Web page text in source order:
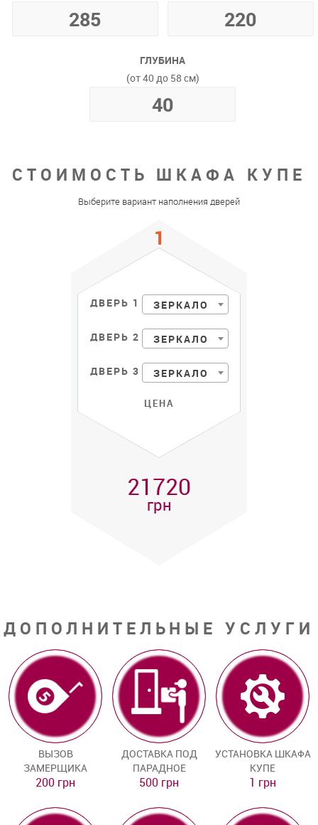
ГЛУБИНА
(от 40 до 58 см)
СТОИМОСТЬ ШКАФА КУПЕ
Выберите вариант наполнения дверей
ДВЕРЬ 1 ЗЕРКАЛО
ДВЕРЬ 2 ЗЕРКАЛО
ДВЕРЬ 3 ЗЕРКАЛО
ЦЕНА
21720
грн
ДОПОЛНИТЕЛЬНЫЕ УСЛУГИ
ВЫЗОВ
ЗАМЕРЩИКА
200 грн
ДОСТАВКА ПОД
ПАРАДНОЕ
500 грн
УСТАНОВКА ШКАФА
КУПЕ
1 грн